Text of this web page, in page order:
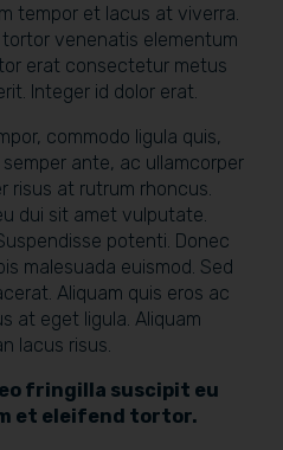
tempor et lacus at viverra.
venenatis elementum
erat consectetur metus
Integer id dolor erat.
commodo ligula quis,
ante, ac ullamcorper
risus at rutrum rhoncus.
dui sit amet vulputate.
potenti. Donec
malesuada euismod. Sed
Aliquam quis eros ac
at eget ligula. Aliquam
lacus risus.
fringilla suscipit eu
et eleifend tortor.